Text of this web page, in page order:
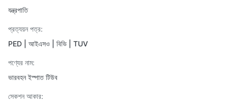
যন্ত্রপাতি
প্রত্যয়ন পত্র:
PED | আইএসও | বিভি | TUV
পণ্যের নাম:
ভারবহন ইস্পাত টিউব
সেকশন আকার: